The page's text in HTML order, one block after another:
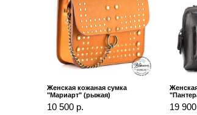
Женская кожаная сумка
"Мариарт" (рыжая)
10 500 р. 19